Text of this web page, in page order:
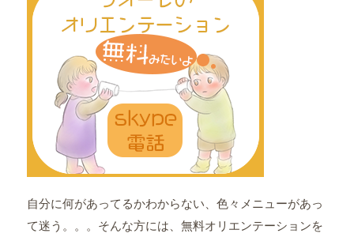
自分に何があってるかわからない、色々メニューがあっ
て迷う。。。そんな方には、無料オリエンテーションを